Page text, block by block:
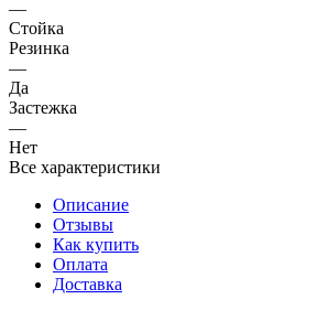
—
Стойка
Резинка
—
Да
Застежка
—
Нет
Все характеристики
Описание
Отзывы
Как купить
Оплата
Доставка